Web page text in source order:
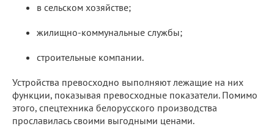
в сельском хозяйстве;
жилищно-коммунальные службы;
строительные компании.
Устройства превосходно выполняют лежащие на них
функции, показывая превосходные показатели. Помимо
этого, спецтехника белорусского производства
прославилась своими выгодными ценами.